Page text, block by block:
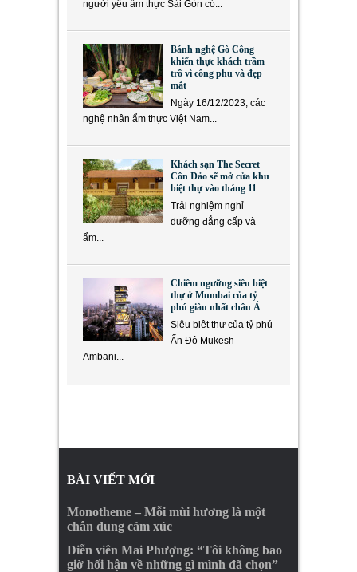
người yêu ẩm thực Sài Gòn có...
Bánh nghệ Gò Công
khiến thực khách trầm
trồ vì công phu và đẹp
mắt
Ngày 16/12/2023, các
nghệ nhân ẩm thực Việt Nam...
Khách sạn The Secret
Côn Đảo sẽ mở cửa khu
biệt thự vào tháng 11
Trải nghiệm nghỉ
dưỡng đẳng cấp và
ẩm...
Chiêm ngưỡng siêu biệt
thự ở Mumbai của tỷ
phú giàu nhất châu Á
Siêu biệt thự của tỷ phú
Ấn Độ Mukesh
Ambani...
BÀI VIẾT MỚI
Monotheme – Mỗi mùi hương là một
chân dung cảm xúc
Diễn viên Mai Phượng: “Tôi không bao
giờ hối hận về những gì mình đã chọn”